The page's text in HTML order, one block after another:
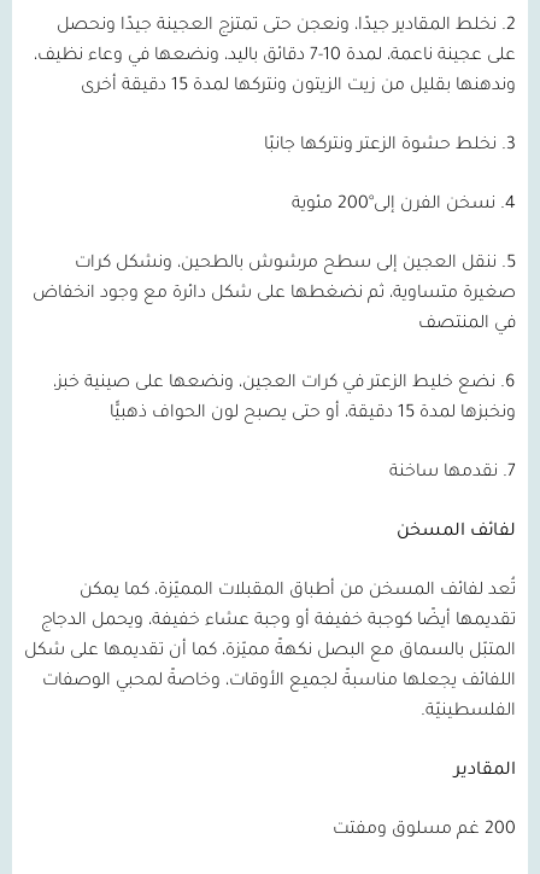
2. نخلط المقادير جيدًا، ونعجن حتى تمتزج العجينة جيدًا ونحصل
على عجينة ناعمة، لمدة 10-7 دقائق باليد، ونضعها في وعاء نظيف،
وندهنها بقليل من زيت الزيتون ونتركها لمدة 15 دقيقة أخرى
3. نخلط حشوة الزعتر ونتركها جانبًا
4. نسخن الفرن إلى°200 مئوية
5. ننقل العجين إلى سطح مرشوش بالطحين، ونشكل كرات
صغيرة متساوية، ثم نضغطها على شكل دائرة مع وجود انخفاض
في المنتصف
6. نضع خليط الزعتر في كرات العجين، ونضعها على صينية خبز،
ونخبزها لمدة 15 دقيقة، أو حتى يصبح لون الحواف ذهبيًّا
7. نقدمها ساخنة
لفائف المسخن
تُعد لفائف المسخن من أطباق المقبلات المميّزة، كما يمكن
تقديمها أيضًا كوجبة خفيفة أو وجبة عشاء خفيفة، ويحمل الدجاج
المتبّل بالسماق مع البصل نكهةً مميّزة، كما أن تقديمها على شكل
اللفائف يجعلها مناسبةً لجميع الأوقات، وخاصةً لمحبي الوصفات
الفلسطينيّة.
المقادير
200 غم مسلوق ومفتت